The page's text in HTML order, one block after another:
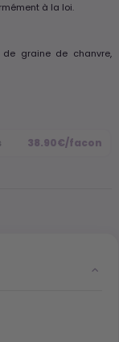
à la loi.
de graine de chanvre,
38.90€/facon